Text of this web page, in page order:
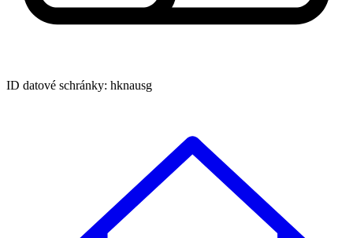
ID datové schránky: hknausg